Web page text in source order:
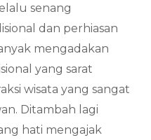
senang
dan perhiasan
mengadakan
yang sarat
wisata yang sangat
Ditambah lagi
hati mengajak